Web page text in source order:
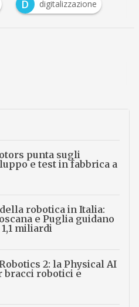
D digitalizzazione
punta sugli
e test in fabbrica a
robotica in Italia:
e Puglia guidano
miliardi
2: la Physical AI
bracci robotici e